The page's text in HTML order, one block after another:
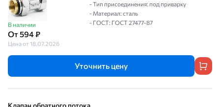
В наличии
От 594 ₽
Цена от 18.07.2026
- Тип присоединения: под приварку
- Материал: сталь
- ГОСТ: ГОСТ 27477-87
Уточнить цену
Клапан обратного потока